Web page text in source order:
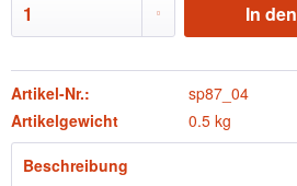
In den
Artikel-Nr.:
sp87_04
Artikelgewicht
0.5 kg
Beschreibung